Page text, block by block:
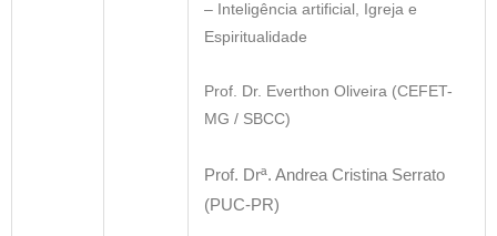
– Inteligência artificial, Igreja e
Espiritualidade
Prof. Dr. Everthon Oliveira (CEFET-
MG / SBCC)
Prof. Drª. Andrea Cristina Serrato
(PUC-PR)